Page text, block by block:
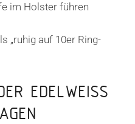
im Holster führen
„ruhig auf 10er Ring-
EDELWEISS